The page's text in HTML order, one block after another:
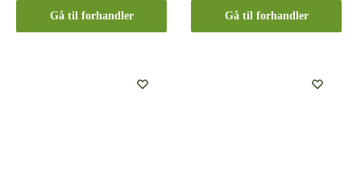
Gå til forhandler Gå til forhandler